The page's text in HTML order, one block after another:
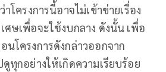
โครงการนี้อาจไม่เข้าข่ายเรื่อง
ศษเพื่อจะใช้งบกลาง ดังนั้น เพื่อ
นโครงการดังกล่าวออกจาก
ทุกอย่างให้เกิดความเรียบร้อย